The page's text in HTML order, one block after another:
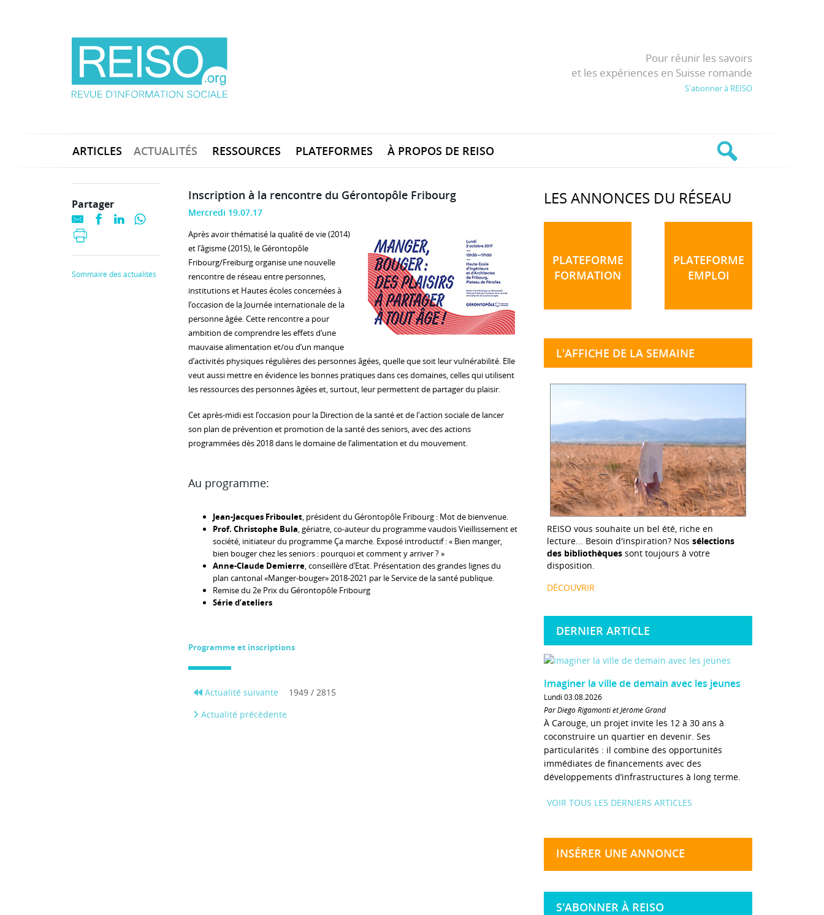
Pour réunir les savoirs
et les expériences en Suisse romande
S'abonner à REISO
ARTICLES ACTUALITÉS RESSOURCES PLATEFORMES À PROPOS DE REISO
Inscription à la rencontre du Gérontopôle Fribourg
Mercredi 19.07.17
Après avoir thématisé la qualité de vie (2014)
et l’âgisme (2015), le Gérontopôle
Fribourg/Freiburg organise une nouvelle
rencontre de réseau entre personnes,
institutions et Hautes écoles concernées à
l’occasion de la Journée internationale de la
personne âgée. Cette rencontre a pour
ambition de comprendre les effets d’une
mauvaise alimentation et/ou d’un manque
d’activités physiques régulières des personnes âgées, quelle que soit leur vulnérabilité. Elle
veut aussi mettre en évidence les bonnes pratiques dans ces domaines, celles qui utilisent
les ressources des personnes âgées et, surtout, leur permettent de partager du plaisir.
Cet après-midi est l’occasion pour la Direction de la santé et de l'action sociale de lancer
son plan de prévention et promotion de la santé des seniors, avec des actions
programmées dès 2018 dans le domaine de l’alimentation et du mouvement.
Au programme:
Jean-Jacques Friboulet, président du Gérontopôle Fribourg : Mot de bienvenue.
Prof. Christophe Bula, gériatre, co-auteur du programme vaudois Vieillissement et
société, initiateur du programme Ça marche. Exposé introductif : « Bien manger,
bien bouger chez les seniors : pourquoi et comment y arriver ? »
Anne-Claude Demierre, conseillère d’Etat. Présentation des grandes lignes du
plan cantonal «Manger-bouger» 2018-2021 par le Service de la santé publique.
Remise du 2e Prix du Gérontopôle Fribourg
Série d’ateliers
Programme et inscriptions
Actualité suivante
1949 / 2815
Actualité précédente
Partager
Sommaire des actualités
LES ANNONCES DU RÉSEAU
PLATEFORME
FORMATION
PLATEFORME
EMPLOI
L'AFFICHE DE LA SEMAINE
REISO vous souhaite un bel été, riche en
lecture... Besoin d'inspiration? Nos sélections
des bibliothèques sont toujours à votre
disposition.
DÉCOUVRIR
DERNIER ARTICLE
Imaginer la ville de demain avec les jeunes
Lundi 03.08.2026
Par Diego Rigamonti et Jérôme Grand
À Carouge, un projet invite les 12 à 30 ans à
coconstruire un quartier en devenir. Ses
particularités : il combine des opportunités
immédiates de financements avec des
développements d’infrastructures à long terme.
VOIR TOUS LES DERNIERS ARTICLES
INSÉRER UNE ANNONCE
S'ABONNER À REISO